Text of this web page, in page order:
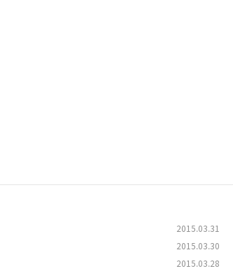
2015.03.31
2015.03.30
2015.03.28